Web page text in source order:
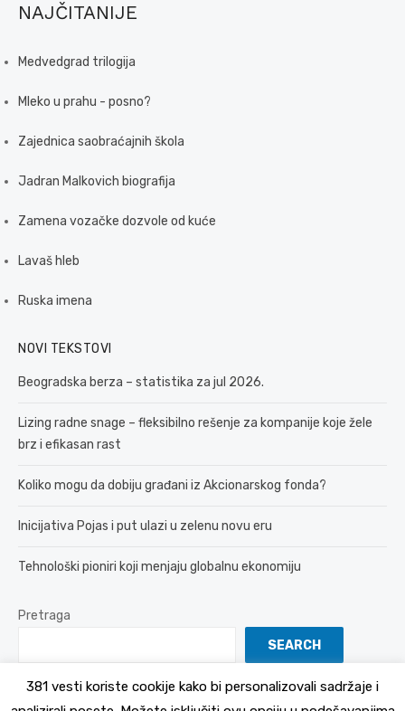
NAJČITANIJE
Medvedgrad trilogija
Mleko u prahu - posno?
Zajednica saobraćajnih škola
Jadran Malkovich biografija
Zamena vozačke dozvole od kuće
Lavaš hleb
Ruska imena
NOVI TEKSTOVI
Beogradska berza – statistika za jul 2026.
Lizing radne snage – fleksibilno rešenje za kompanije koje žele
brz i efikasan rast
Koliko mogu da dobiju građani iz Akcionarskog fonda?
Inicijativa Pojas i put ulazi u zelenu novu eru
Tehnološki pioniri koji menjaju globalnu ekonomiju
Pretraga
SEARCH
381 vesti koriste cookije kako bi personalizovali sadržaje i